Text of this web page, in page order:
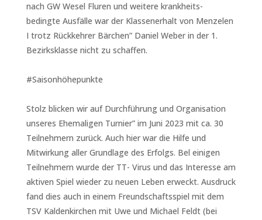
nach GW Wesel Fluren und weitere krankheits-
bedingte Ausfälle war der Klassenerhalt von Menzelen
I trotz Rückkehrer Bärchen” Daniel Weber in der 1.
Bezirksklasse nicht zu schaffen.
#Saisonhöhepunkte
Stolz blicken wir auf Durchführung und Organisation
unseres Ehemaligen Turnier” im Juni 2023 mit ca. 30
Teilnehmern zurück. Auch hier war die Hilfe und
Mitwirkung aller Grundlage des Erfolgs. Bel einigen
Teilnehmern wurde der TT- Virus und das Interesse am
aktiven Spiel wieder zu neuen Leben erweckt. Ausdruck
fand dies auch in einem Freundschaftsspiel mit dem
TSV Kaldenkirchen mit Uwe und Michael Feldt (bei